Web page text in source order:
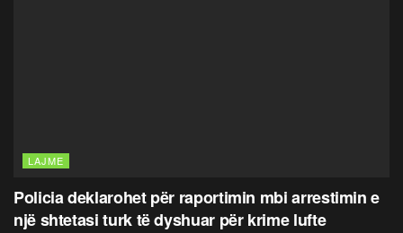
LAJME
Policia deklarohet për raportimin mbi arrestimin e
një shtetasi turk të dyshuar për krime lufte